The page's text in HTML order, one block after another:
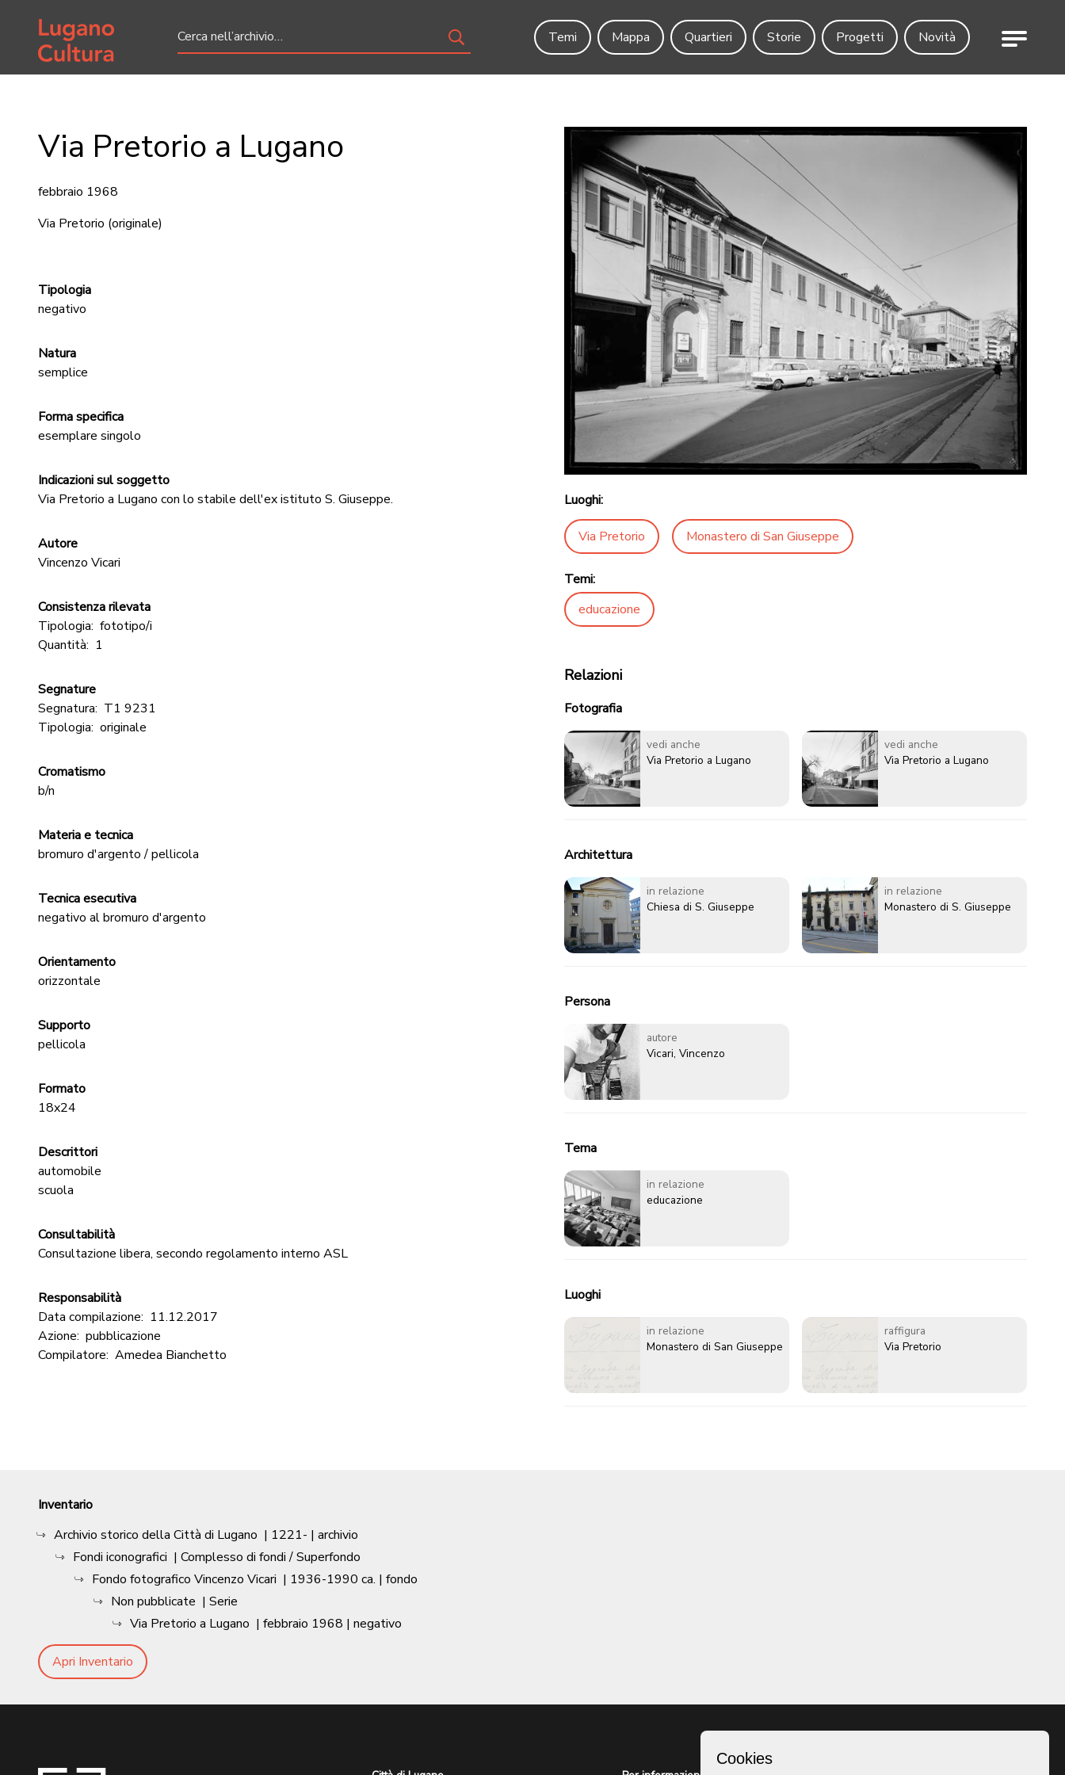
Home page
Temi
Mappa Quartieri Storie Progetti Novità Menu
Via Pretorio a Lugano
febbraio 1968
Via Pretorio (originale)
Tipologia
negativo
Natura
semplice
Forma specifica
esemplare singolo
Indicazioni sul soggetto
Via Pretorio a Lugano con lo stabile dell'ex istituto S. Giuseppe.
Autore
Vincenzo Vicari
Consistenza rilevata
Tipologia: fototipo/i
Quantità: 1
Segnature
Segnatura: T1 9231
Tipologia: originale
Cromatismo
b/n
Materia e tecnica
bromuro d'argento / pellicola
Tecnica esecutiva
negativo al bromuro d'argento
Orientamento
orizzontale
Supporto
pellicola
Formato
18x24
Descrittori
automobile
scuola
Consultabilità
Consultazione libera, secondo regolamento interno ASL
Responsabilità
Data compilazione: 11.12.2017
Azione: pubblicazione
Compilatore: Amedea Bianchetto
Luoghi:
Via Pretorio Monastero di San Giuseppe
Temi:
educazione
Relazioni
Fotografia
vedi anche
Via Pretorio a Lugano
vedi anche
Via Pretorio a Lugano
Architettura
in relazione
Chiesa di S. Giuseppe
in relazione
Monastero di S. Giuseppe
Persona
autore
Vicari, Vincenzo
Tema
in relazione
educazione
Luoghi
in relazione
Monastero di San Giuseppe
raffigura
Via Pretorio
Inventario
Archivio storico della Città di Lugano | 1221- | archivio
Fondi iconografici | Complesso di fondi / Superfondo
Fondo fotografico Vincenzo Vicari | 1936-1990 ca. | fondo
Non pubblicate | Serie
Via Pretorio a Lugano | febbraio 1968 | negativo
Apri Inventario
Cookies